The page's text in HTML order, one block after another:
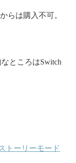
らは購入不可。
ところはSwitch
トーリーモード